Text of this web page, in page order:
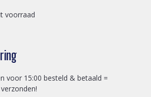
voorraad
voor 15:00 besteld & betaald =